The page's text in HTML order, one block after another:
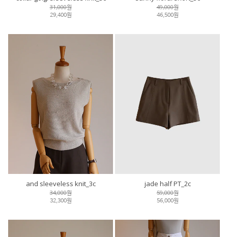
31,000원
29,400원
49,000원
46,500원
and sleeveless knit_3c
34,000원
32,300원
jade half PT_2c
59,000원
56,000원